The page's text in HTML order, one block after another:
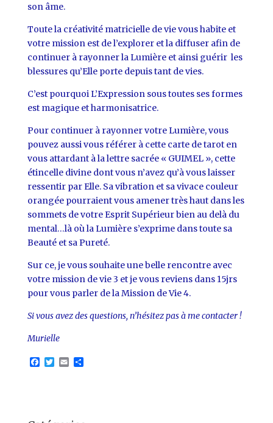
son âme.
Toute la créativité matricielle de vie vous habite et
votre mission est de l’explorer et la diffuser afin de
continuer à rayonner la Lumière et ainsi guérir les
blessures qu’Elle porte depuis tant de vies.
C’est pourquoi L’Expression sous toutes ses formes
est magique et harmonisatrice.
Pour continuer à rayonner votre Lumière, vous
pouvez aussi vous référer à cette carte de tarot en
vous attardant à la lettre sacrée « GUIMEL », cette
étincelle divine dont vous n’avez qu’à vous laisser
ressentir par Elle. Sa vibration et sa vivace couleur
orangée pourraient vous amener très haut dans les
sommets de votre Esprit Supérieur bien au delà du
mental…là où la Lumière s’exprime dans toute sa
Beauté et sa Pureté.
Sur ce, je vous souhaite une belle rencontre avec
votre mission de vie 3 et je vous reviens dans 15jrs
pour vous parler de la Mission de Vie 4.
Si vous avez des questions, n’hésitez pas à me contacter !
Murielle
F
T
E
P